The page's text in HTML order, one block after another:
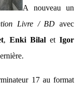
A nouveau un
Livre / BD avec
, Enki Bilalet Igor
17 au format